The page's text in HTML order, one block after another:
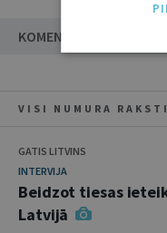
KOMENTĀRI
VISI NUMURA RAKSTI
GATIS LITVINS
INTERVIJA
Beidzot tiesas
Latvijā